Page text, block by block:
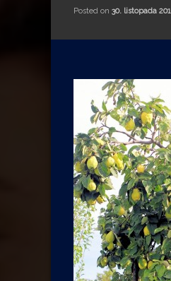
Posted on 30. listopada